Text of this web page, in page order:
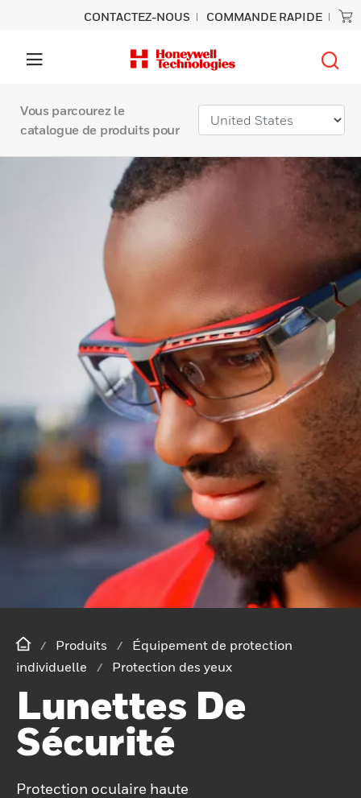
CONTACTEZ-NOUS COMMANDE RAPIDE
Vous parcourez le
catalogue de produits pour
Produits
Équipement de protection
individuelle
Protection des yeux
Lunettes De
Sécurité
Protection oculaire haute